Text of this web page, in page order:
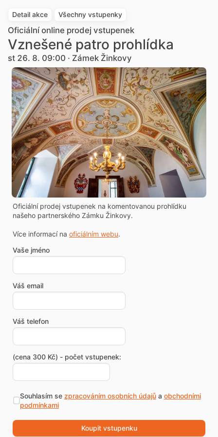
Detail akce Všechny vstupenky
Oficiální online prodej vstupenek
Vznešené patro prohlídka
st 26. 8. 09:00 · Zámek Žinkovy
Oficiální prodej vstupenek na komentovanou prohlídku
našeho partnerského Zámku Žinkovy.
Více informací na oficiálním webu.
Vaše jméno
Váš email
Váš telefon
(cena 300 Kč) - počet vstupenek:
Souhlasím se zpracováním osobních údajůa obchodními
podmínkami
Koupit vstupenku